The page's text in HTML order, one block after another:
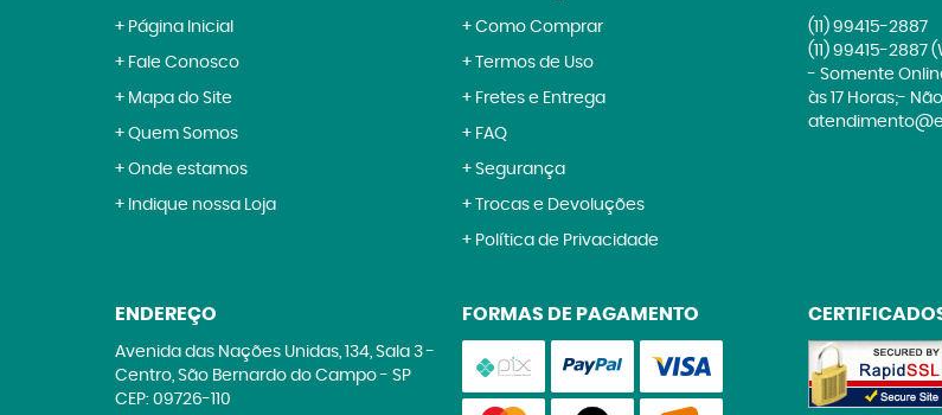
Página Inicial
Fale Conosco
Mapa do Site
Quem Somos
Onde estamos
Indique nossa Loja
Como Comprar
Termos de Uso
Fretes e Entrega
FAQ
Segurança
Trocas e Devoluções
Política de Privacidade
(11) 99415-2887
(11) 99415-2887
- Somente
às 17 Horas;-
ENDEREÇO
Avenida das Nações Unidas, 134, Sala 3-
Centro, São Bernardo do Campo- SP
CEP: 09726-110
FORMAS DE PAGAMENTO